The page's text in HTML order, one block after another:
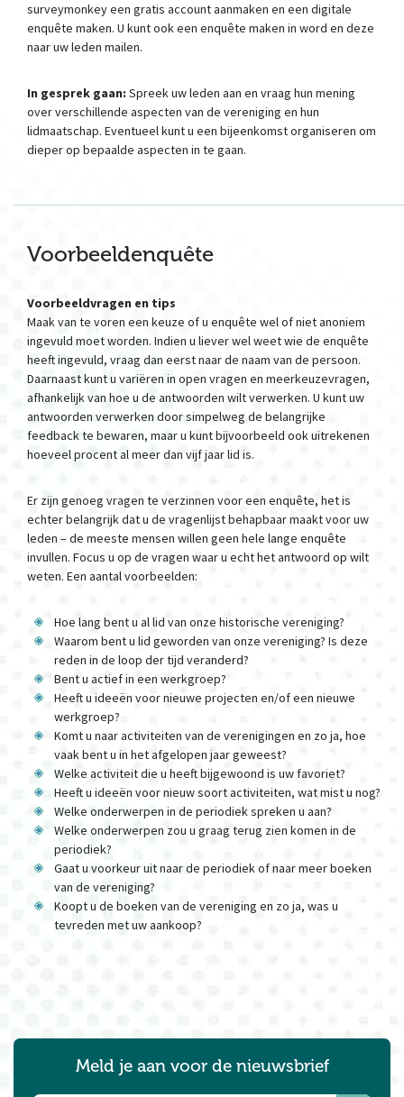
surveymonkey een gratis account aanmaken en een digitale
enquête maken. U kunt ook een enquête maken in word en deze
naar uw leden mailen.
In gesprek gaan: Spreek uw leden aan en vraag hun mening
over verschillende aspecten van de vereniging en hun
lidmaatschap. Eventueel kunt u een bijeenkomst organiseren om
dieper op bepaalde aspecten in te gaan.
Voorbeeldenquête
Voorbeeldvragen en tips
Maak van te voren een keuze of u enquête wel of niet anoniem
ingevuld moet worden. Indien u liever wel weet wie de enquête
heeft ingevuld, vraag dan eerst naar de naam van de persoon.
Daarnaast kunt u variëren in open vragen en meerkeuzevragen,
afhankelijk van hoe u de antwoorden wilt verwerken. U kunt uw
antwoorden verwerken door simpelweg de belangrijke
feedback te bewaren, maar u kunt bijvoorbeeld ook uitrekenen
hoeveel procent al meer dan vijf jaar lid is.
Er zijn genoeg vragen te verzinnen voor een enquête, het is
echter belangrijk dat u de vragenlijst behapbaar maakt voor uw
leden – de meeste mensen willen geen hele lange enquête
invullen. Focus u op de vragen waar u echt het antwoord op wilt
weten. Een aantal voorbeelden:
Hoe lang bent u al lid van onze historische vereniging?
Waarom bent u lid geworden van onze vereniging? Is deze
reden in de loop der tijd veranderd?
Bent u actief in een werkgroep?
Heeft u ideeën voor nieuwe projecten en/of een nieuwe
werkgroep?
Komt u naar activiteiten van de verenigingen en zo ja, hoe
vaak bent u in het afgelopen jaar geweest?
Welke activiteit die u heeft bijgewoond is uw favoriet?
Heeft u ideeën voor nieuw soort activiteiten, wat mist u nog?
Welke onderwerpen in de periodiek spreken u aan?
Welke onderwerpen zou u graag terug zien komen in de
periodiek?
Gaat u voorkeur uit naar de periodiek of naar meer boeken
van de vereniging?
Koopt u de boeken van de vereniging en zo ja, was u
tevreden met uw aankoop?
Meld je aan voor de nieuwsbrief